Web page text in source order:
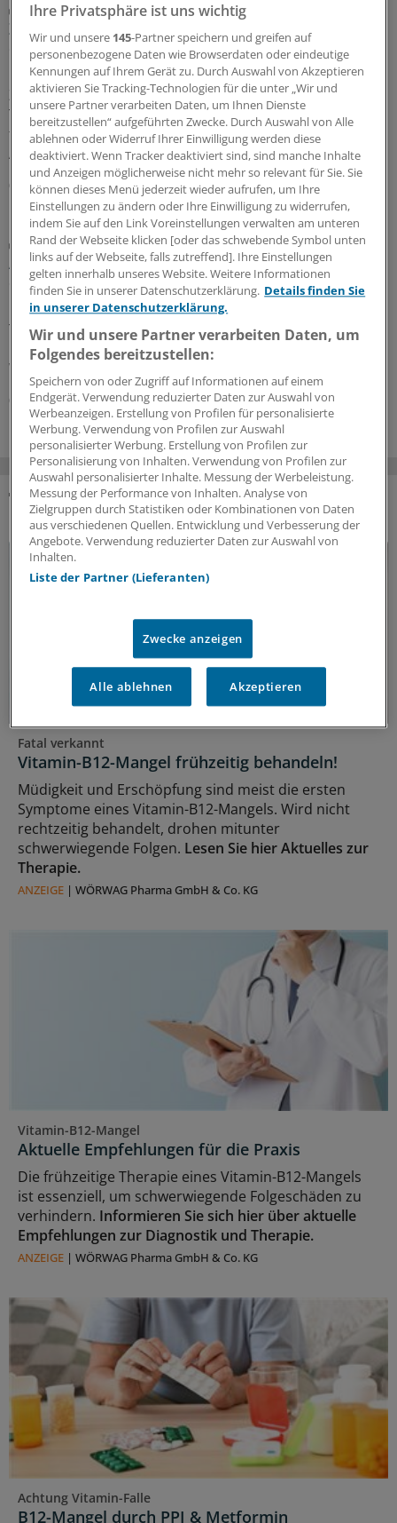
Diabetes mellitus
Zusatznutzten für Teplizumab nicht
quantifizierbar
Keinen Anhaltspunkt für einen quantifizierbaren
Zusatznutzen des neu zugelassenen Antidiabetikums
Teplizumab hat der Gemeinsame Bundesausschuss
festgestellt. Für die Bewertung war beobachtendes
Abwarten vorgegeben worden.
06.08.2026
Diabetische Retinopathie
Auch seltene, milde Hypoglykämien gefährden
die Netzhaut
Eine gute Blutzuckerkontrolle senkt bei Menschen mit
Typ-2-Diabetes das Risiko für eine diabetische
Retinopathie. Dabei zählt mehr als der HbA
Wichtig ist auch, Unterzuckerungen zu vermeiden.
06.08.2026
DAS KÖNNTE SIE AUCH INTERESSIEREN
Fatal verkannt
Vitamin-B12-Mangel frühzeitig behandeln!
Müdigkeit und Erschöpfung sind meist die ersten
Symptome eines Vitamin-B12-Mangels. Wird nicht
rechtzeitig behandelt, drohen mitunter
schwerwiegende Folgen. Lesen Sie hier Aktuelles zur
Therapie.
ANZEIGE | WÖRWAG Pharma GmbH & Co. KG
Vitamin-B12-Mangel
Aktuelle Empfehlungen für die Praxis
Die frühzeitige Therapie eines Vitamin-B12-Mangels
ist essenziell, um schwerwiegende Folgeschäden zu
verhindern. Informieren Sie sich hier über aktuelle
Empfehlungen zur Diagnostik und Therapie.
ANZEIGE | WÖRWAG Pharma GmbH & Co. KG
Achtung Vitamin-Falle
B12-Mangel durch PPI & Metformin
Ihre Privatsphäre ist uns wichtig
Wir und unsere 145-Partner speichern und greifen auf
personenbezogene Daten wie Browserdaten oder eindeutige
Kennungen auf Ihrem Gerät zu. Durch Auswahl von Akzeptieren
aktivieren Sie Tracking-Technologien für die unter „Wir und
unsere Partner verarbeiten Daten, um Ihnen Dienste
bereitzustellen“ aufgeführten Zwecke. Durch Auswahl von Alle
ablehnen oder Widerruf Ihrer Einwilligung werden diese
deaktiviert. Wenn Tracker deaktiviert sind, sind manche Inhalte
und Anzeigen möglicherweise nicht mehr so relevant für Sie. Sie
können dieses Menü jederzeit wieder aufrufen, um Ihre
Einstellungen zu ändern oder Ihre Einwilligung zu widerrufen,
indem Sie auf den Link Voreinstellungen verwalten am unteren
Rand der Webseite klicken [oder das schwebende Symbol unten
links auf der Webseite, falls zutreffend]. Ihre Einstellungen
gelten innerhalb unseres Website. Weitere Informationen
finden Sie in unserer Datenschutzerklärung. Details finden Sie
in unserer Datenschutzerklärung.
Wir und unsere Partner verarbeiten Daten, um
Folgendes bereitzustellen:
Speichern von oder Zugriff auf Informationen auf einem
Endgerät. Verwendung reduzierter Daten zur Auswahl von
Werbeanzeigen. Erstellung von Profilen für personalisierte
Werbung. Verwendung von Profilen zur Auswahl
personalisierter Werbung. Erstellung von Profilen zur
Personalisierung von Inhalten. Verwendung von Profilen zur
Auswahl personalisierter Inhalte. Messung der Werbeleistung.
Messung der Performance von Inhalten. Analyse von
Zielgruppen durch Statistiken oder Kombinationen von Daten
aus verschiedenen Quellen. Entwicklung und Verbesserung der
Angebote. Verwendung reduzierter Daten zur Auswahl von
Inhalten.
Liste der Partner (Lieferanten)
Zwecke anzeigen
Alle ablehnen Akzeptieren